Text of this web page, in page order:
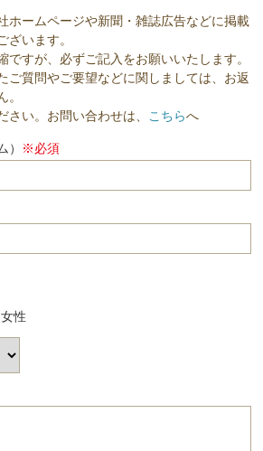
ホームページや新聞・雑誌広告などに掲載
います。
すが、必ずご記入をお願いいたします。
ご質問やご要望などに関しましては、お返
い。お問い合わせは、 こちらへ
※必須
女性